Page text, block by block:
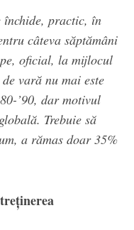
închide, practic, în
câteva săptămâni
oficial, la mijlocul
vară nu mai este
’90, dar motivul
Trebuie să
a rămas doar 35%